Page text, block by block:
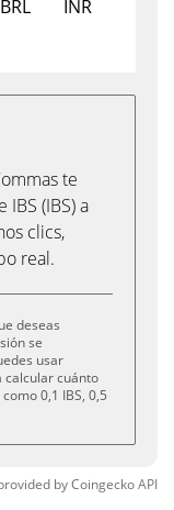
BRL
INR
te
(IBS) a
clics,
real.
deseas
se
usar
calcular cuánto
0,1 IBS, 0,5
byCoingeckoAPI